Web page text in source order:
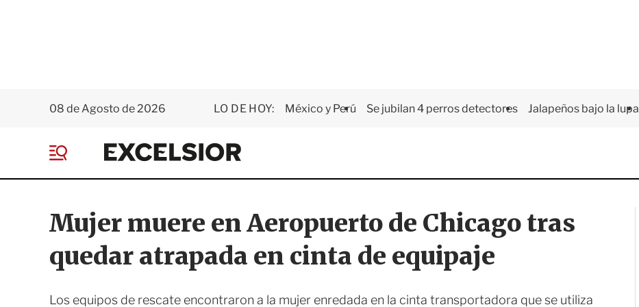
08 de Agosto de 2026 LO DE HOY: México y Perú Se jubilan 4 perros detectores Jalapeños bajo la lupa
E
x
e
o
r
e
Mujer muere en Aeropuerto de Chicago tras
quedar atrapada en cinta de equipaje
Los equipos de rescate encontraron a la mujer enredada en la cinta transportadora que se utiliza